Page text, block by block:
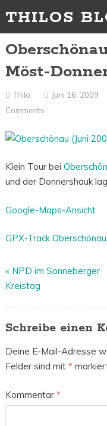
THILOS
Möst-
Thilo Juni 16, 2009
Comments
Klein Tour bei
und der Donnershauk
Google-Maps-Ansicht
GPX-Track Oberschönau
« NPD im Sonneberger
Kreistag
Schreibe einen
Deine E-Mail-Adresse
Felder sind mit *
Kommentar *